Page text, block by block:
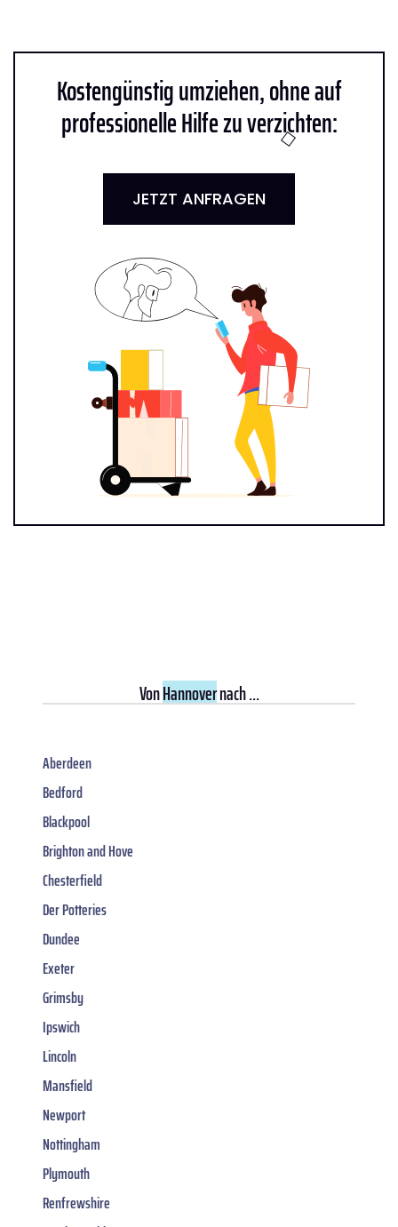
Kostengünstig umziehen, ohne auf
professionelle Hilfe zu verzichten:
JETZT ANFRAGEN
VonHannovernach ...
Aberdeen
Bedford
Blackpool
Brighton and Hove
Chesterfield
Der Potteries
Dundee
Exeter
Grimsby
Ipswich
Lincoln
Mansfield
Newport
Nottingham
Plymouth
Renfrewshire